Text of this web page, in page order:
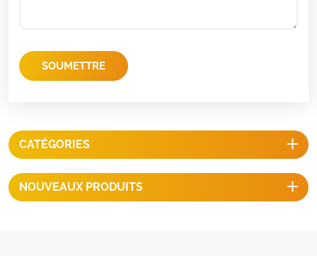
SOUMETTRE
CATÉGORIES
NOUVEAUX PRODUITS